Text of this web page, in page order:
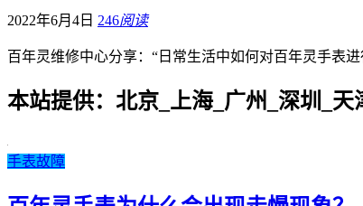
2022年6月4日 246阅读
百年灵维修中心分享：“日常生活中如何对百年灵手表
本站提供：北京_上海_广州_深圳_
手表故障